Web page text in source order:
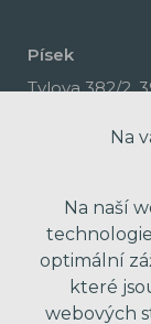
Písek
Tylova 382/2,
Na
Na naší
optimální
které
webových